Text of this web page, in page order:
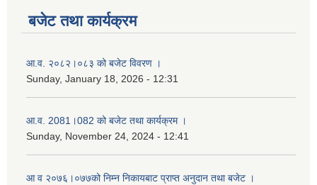
बजेट तथा कार्यक्रम
आ.व. २०८२।०८३ को बजेट विवरण ।
Sunday, January 18, 2026 - 12:31
आ.व. 2081।082 को बजेट तथा कार्यक्रम ।
Sunday, November 24, 2024 - 12:41
आ‌ व २०७६।०७७को निम्न निकायबाट प्राप्त अनुदान तथा बजेट ।